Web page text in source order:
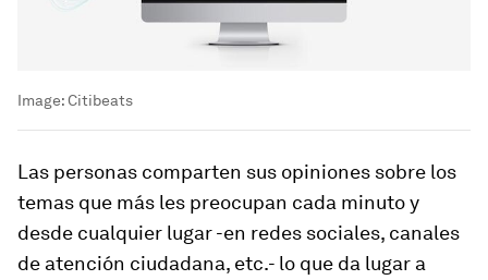
Image:Citibeats
Las personas comparten sus opiniones sobre los
temas que más les preocupan cada minuto y
desde cualquier lugar -en redes sociales, canales
de atención ciudadana, etc.- lo que da lugar a